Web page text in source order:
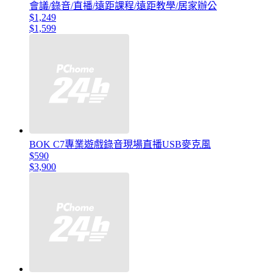
會議/錄音/直播/遠距課程/遠距教學/居家辦公
$1,249
$1,599
BOK C7專業遊戲錄音現場直播USB麥克風
$590
$3,900